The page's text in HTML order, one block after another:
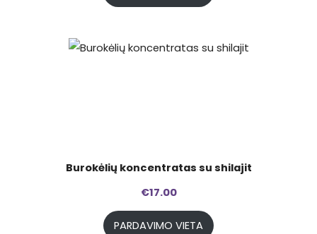
Burokėlių koncentratas su shilajit
€17.00
PARDAVIMO VIETA